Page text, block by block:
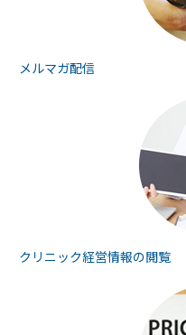
メルマガ配信
クリニック経営情報の閲覧